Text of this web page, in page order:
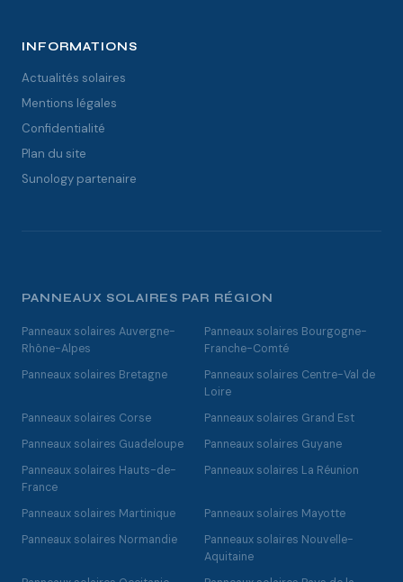
INFORMATIONS
Actualités solaires
Mentions légales
Confidentialité
Plan du site
Sunology partenaire
PANNEAUX SOLAIRES PAR RÉGION
Panneaux solaires Auvergne-
Rhône-Alpes
Panneaux solaires Bourgogne-
Franche-Comté
Panneaux solaires Bretagne
Panneaux solaires Centre-Val de
Loire
Panneaux solaires Corse
Panneaux solaires Grand Est
Panneaux solaires Guadeloupe
Panneaux solaires Guyane
Panneaux solaires Hauts-de-
France
Panneaux solaires La Réunion
Panneaux solaires Martinique
Panneaux solaires Mayotte
Panneaux solaires Normandie
Panneaux solaires Nouvelle-
Aquitaine